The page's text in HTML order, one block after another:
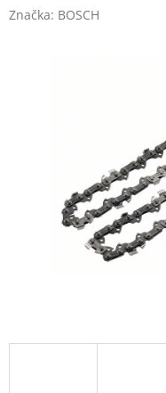
Značka: BOSCH